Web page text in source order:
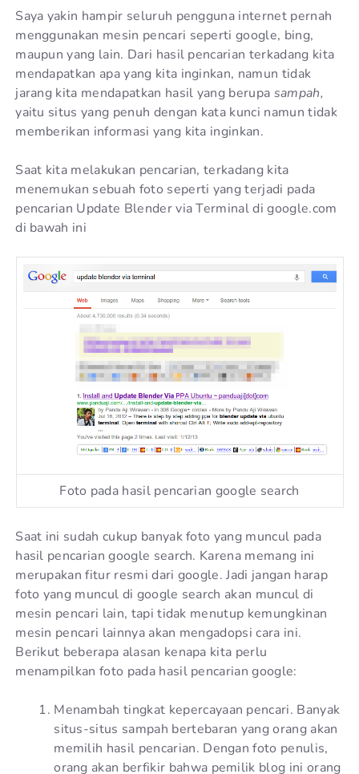
Saya yakin hampir seluruh pengguna internet pernah
menggunakan mesin pencari seperti google, bing,
maupun yang lain. Dari hasil pencarian terkadang kita
mendapatkan apa yang kita inginkan, namun tidak
jarang kita mendapatkan hasil yang berupa sampah,
yaitu situs yang penuh dengan kata kunci namun tidak
memberikan informasi yang kita inginkan.
Saat kita melakukan pencarian, terkadang kita
menemukan sebuah foto seperti yang terjadi pada
pencarian Update Blender via Terminal di google.com
di bawah ini
Foto pada hasil pencarian google search
Saat ini sudah cukup banyak foto yang muncul pada
hasil pencarian google search. Karena memang ini
merupakan fitur resmi dari google. Jadi jangan harap
foto yang muncul di google search akan muncul di
mesin pencari lain, tapi tidak menutup kemungkinan
mesin pencari lainnya akan mengadopsi cara ini.
Berikut beberapa alasan kenapa kita perlu
menampilkan foto pada hasil pencarian google:
Menambah tingkat kepercayaan pencari. Banyak
situs-situs sampah bertebaran yang orang akan
memilih hasil pencarian. Dengan foto penulis,
orang akan berfikir bahwa pemilik blog ini orang